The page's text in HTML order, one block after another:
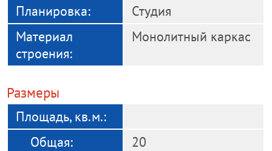
Планировка:
Студия
Материал
строения:
Монолитный каркас
Размеры
Площадь, кв.м.:
Общая:
20